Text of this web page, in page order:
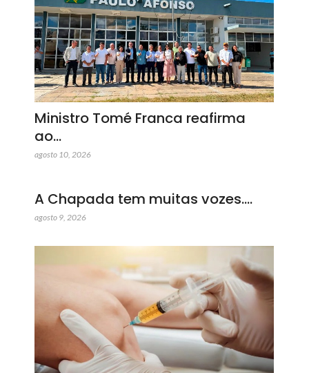
Ministro Tomé Franca reafirma
ao…
agosto 10, 2026
A Chapada tem muitas vozes.…
agosto 9, 2026